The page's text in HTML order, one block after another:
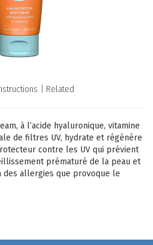
Related
à l’acide hyaluronique, vitamine
de filtres UV, hydrate et régénère
contre les UV qui prévient
prématuré de la peau et
des allergies que provoque le